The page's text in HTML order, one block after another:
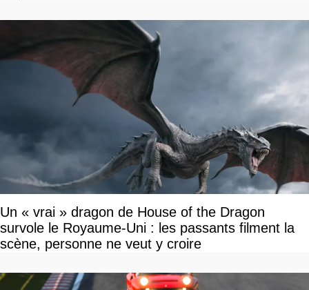
Un « vrai » dragon de House of the Dragon
survole le Royaume-Uni : les passants filment la
scène, personne ne veut y croire